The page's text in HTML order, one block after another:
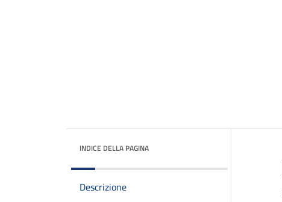
INDICE DELLA PAGINA
Descrizione